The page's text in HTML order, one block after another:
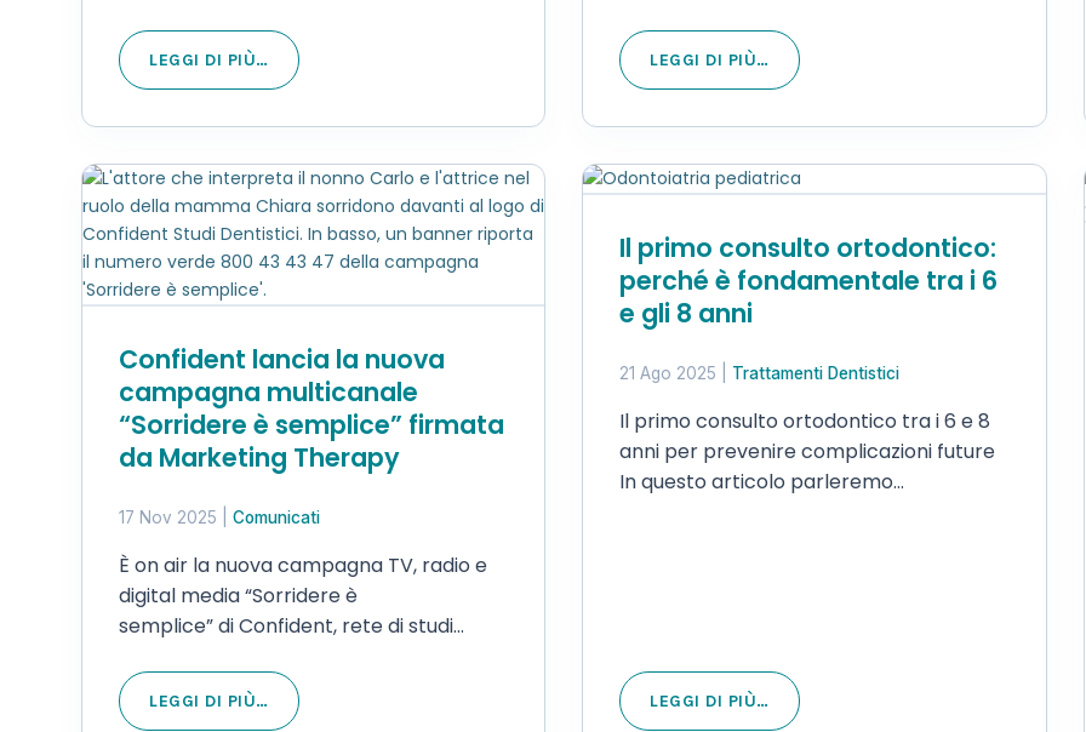
posizionamento…
LEGGI DI PIÙ…
Lombardia con una rete di Studi
Dentistici uniti dagli stessi protocolli
e…
LEGGI DI PIÙ…
Confident lancia la nuova
campagna multicanale
“Sorridere è semplice” firmata
da Marketing Therapy
17 Nov 2025 |Comunicati
È on air la nuova campagna TV, radio e
digital media “Sorridere è
semplice” di Confident, rete di studi
cure odontoiatriche con un approccio
semplice, sicuro e alla portata di tutti.
LEGGI DI PIÙ…
Il primo consulto ortodontico:
perché è fondamentale tra i 6
e gli 8 anni
21 Ago 2025 Trattamenti Dentistici
Il primo consulto ortodontico tra i 6 e 8
anni per prevenire complicazioni future
In questo articolo parleremo
LEGGI DI PIÙ…